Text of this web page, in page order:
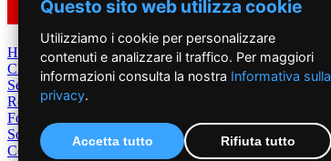
Home
Chi Siamo
Settimanale
Rete News
Foto&Video
Sostienici
Contatti
Questo sito web utilizza cookie
Utilizziamo i cookie per personalizzare
contenuti e analizzare il traffico. Per maggiori
informazioni consulta la nostra Informativa sulla
privacy.
Accetta tutto Rifiuta tutto